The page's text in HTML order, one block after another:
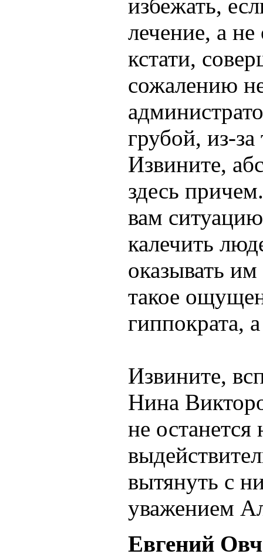
избежать,
лечение, а
кстати,
сожалению
грубой, из-
Извините,
здесь
вам
калечить
оказывать
такое
гиппократа,
Извините,
Нина
не
вытянуть с
уважением
Евгений